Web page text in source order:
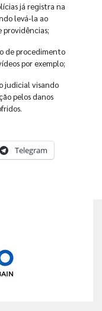
já registra na
levá-la ao
de procedimento
por exemplo;
judicial visando
pelos danos
Telegram